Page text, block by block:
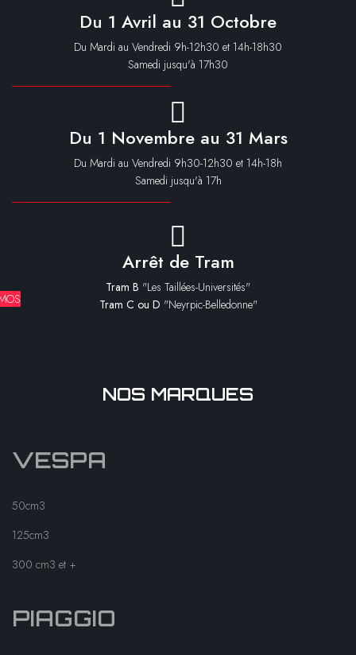
Du 1 Avril au 31 Octobre
Du Mardi au Vendredi 9h-12h30 et 14h-18h30
Samedi jusqu'à 17h30
Du 1 Novembre au 31 Mars
Du Mardi au Vendredi 9h30-12h30 et 14h-18h
Samedi jusqu'à 17h
Arrêt de Tram
Tram B "Les Taillées-Universités"
Tram C ou D "Neyrpic-Belledonne"
NOS MARQUES
VESPA
50cm3
125cm3
300 cm3 et +
PIAGGIO